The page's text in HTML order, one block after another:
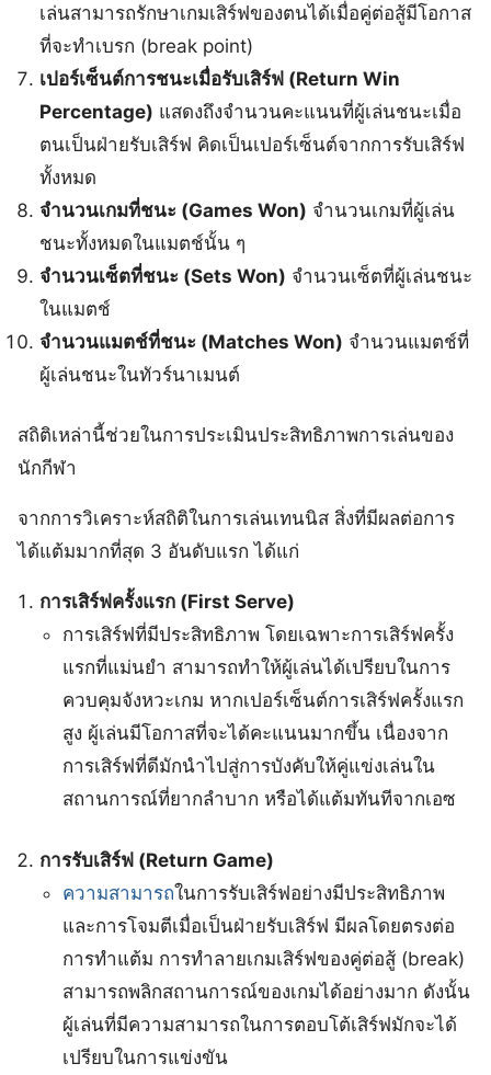
เล่นสามารถรักษาเกมเสิร์ฟของตนได้เมื่อคู่ต่อสู้มีโอกาส
ที่จะทำเบรก (break point)
เปอร์เซ็นต์การชนะเมื่อรับเสิร์ฟ (Return Win
Percentage) แสดงถึงจำนวนคะแนนที่ผู้เล่นชนะเมื่อ
ตนเป็นฝ่ายรับเสิร์ฟ คิดเป็นเปอร์เซ็นต์จากการรับเสิร์ฟ
ทั้งหมด
จำนวนเกมที่ชนะ (Games Won) จำนวนเกมที่ผู้เล่น
ชนะทั้งหมดในแมตช์นั้น ๆ
จำนวนเซ็ตที่ชนะ (Sets Won) จำนวนเซ็ตที่ผู้เล่นชนะ
ในแมตช์
จำนวนแมตช์ที่ชนะ (Matches Won) จำนวนแมตช์ที่
ผู้เล่นชนะในทัวร์นาเมนต์
สถิติเหล่านี้ช่วยในการประเมินประสิทธิภาพการเล่นของ
นักกีฬา
จากการวิเคราะห์สถิติในการเล่นเทนนิส สิ่งที่มีผลต่อการ
ได้แต้มมากที่สุด 3 อันดับแรก ได้แก่
การเสิร์ฟครั้งแรก (First Serve)
การเสิร์ฟที่มีประสิทธิภาพ โดยเฉพาะการเสิร์ฟครั้ง
แรกที่แม่นยำ สามารถทำให้ผู้เล่นได้เปรียบในการ
ควบคุมจังหวะเกม หากเปอร์เซ็นต์การเสิร์ฟครั้งแรก
สูง ผู้เล่นมีโอกาสที่จะได้คะแนนมากขึ้น เนื่องจาก
การเสิร์ฟที่ดีมักนำไปสู่การบังคับให้คู่แข่งเล่นใน
สถานการณ์ที่ยากลำบาก หรือได้แต้มทันทีจากเอซ
การรับเสิร์ฟ (Return Game)
ความสามารถในการรับเสิร์ฟอย่างมีประสิทธิภาพ
และการโจมตีเมื่อเป็นฝ่ายรับเสิร์ฟ มีผลโดยตรงต่อ
การทำแต้ม การทำลายเกมเสิร์ฟของคู่ต่อสู้ (break)
สามารถพลิกสถานการณ์ของเกมได้อย่างมาก ดังนั้น
ผู้เล่นที่มีความสามารถในการตอบโต้เสิร์ฟมักจะได้
เปรียบในการแข่งขัน